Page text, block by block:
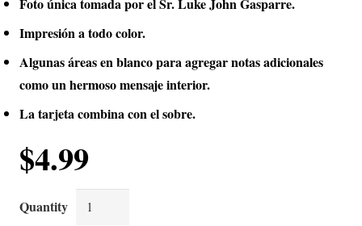
Impresión a todo color.
Algunas áreas en blanco para agregar notas adicionales
como un hermoso mensaje interior.
La tarjeta combina con el sobre.
$4.99
Una